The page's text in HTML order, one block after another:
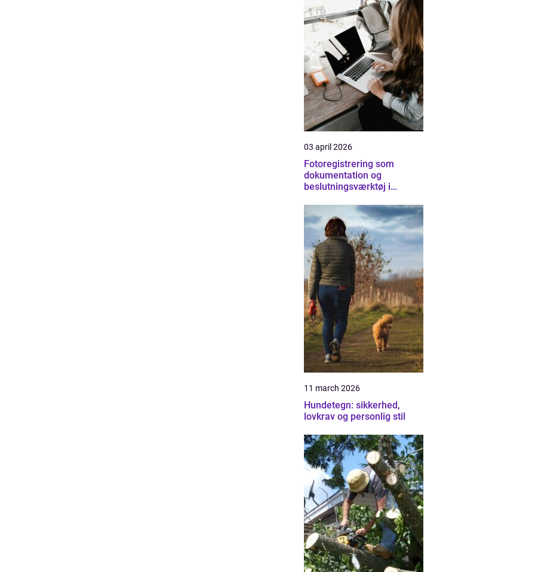
03 april 2026
Fotoregistrering som
dokumentation og
beslutningsværktøj i
11 march 2026
Hundetegn: sikkerhed,
lovkrav og personlig stil